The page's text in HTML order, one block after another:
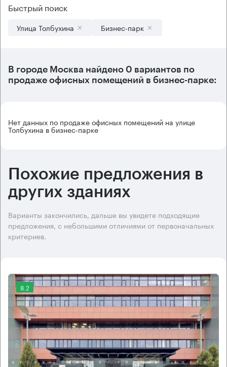
Быстрый поиск
Улица Толбухина Бизнес-парк
В городе Москва найдено 0 вариантов по
продаже офисных помещений в бизнес-парке:
Нет данных по продаже офисных помещений на улице
Толбухина в бизнес-парке
Похожие предложения в
других зданиях
Варианты закончились, дальше вы увидете подходящие
предложения, с небольшими отличиями от первоначальных
критериев.
8.2